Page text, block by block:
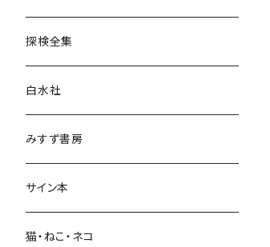
民族・風習
言語・ことば
探検全集
白水社
みすず書房
サイン本
猫・ねこ・ネコ